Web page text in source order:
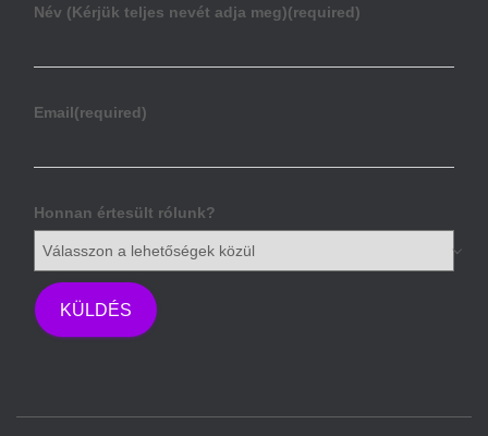
Név (Kérjük teljes nevét adja meg)(required)
Email(required)
Honnan értesült rólunk?
KÜLDÉS